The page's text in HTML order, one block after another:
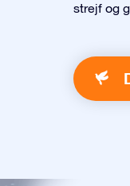
strejf og